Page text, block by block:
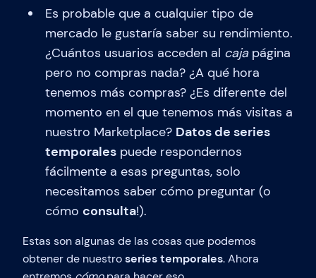
Es probable que a cualquier tipo de
mercado le gustaría saber su rendimiento.
¿Cuántos usuarios acceden al cajapágina
pero no compras nada? ¿A qué hora
tenemos más compras? ¿Es diferente del
momento en el que tenemos más visitas a
nuestro Marketplace? Datos de series
temporalespuede respondernos
fácilmente a esas preguntas, solo
necesitamos saber cómo preguntar (o
cómo consulta!).
Estas son algunas de las cosas que podemos
obtener de nuestroseries temporales. Ahora